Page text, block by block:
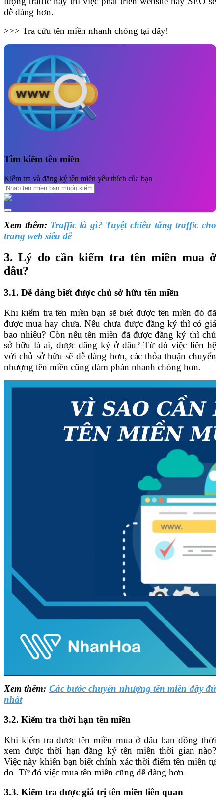
dễ dàng hơn.
>>> Tra cứu tên miền nhanh chóng tại đây!
Tìm kiếm tên miền
Kiểm tra và đăng ký tên miền yêu thích của bạn
Xem thêm: Traffic là gì? Tuyệt chiêu tăng traffic cho
trang web siêu dễ
3. Lý do cần kiểm tra tên miền mua ở
đâu?
3.1. Dễ dàng biết được chủ sở hữu tên miền
Khi kiểm tra tên miền bạn sẽ biết được tên miền đó đã
được mua hay chưa. Nếu chưa được đăng ký thì có giá
bao nhiêu? Còn nếu tên miền đã được đăng ký thì chủ
sở hữu là ai, được đăng ký ở đâu? Từ đó việc liên hệ
với chủ sở hữu sẽ dễ dàng hơn, các thỏa thuận chuyển
nhượng tên miền cũng đàm phán nhanh chóng hơn.
Xem thêm: Các bước chuyển nhượng tên miền đầy đủ
nhất
3.2. Kiểm tra thời hạn tên miền
Khi kiểm tra được tên miền mua ở đâu bạn đồng thời
xem được thời hạn đăng ký tên miền thời gian nào?
Việc này khiến bạn biết chính xác thời điểm tên miền tự
do. Từ đó việc mua tên miền cũng dễ dàng hơn.
3.3. Kiểm tra được giá trị tên miền liên quan